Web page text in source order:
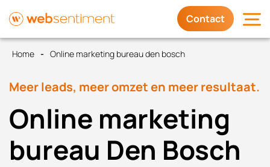
Diensten
Waarom wij
Contact
Home Online marketing bureau den bosch
Meer leads, meer omzet en meer resultaat.
Online marketing
bureau Den Bosch